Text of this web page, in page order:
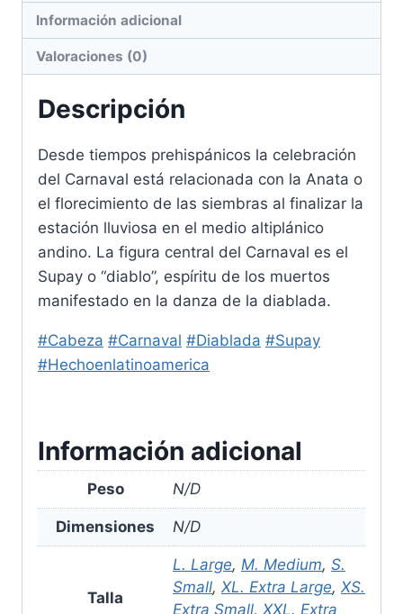
Información adicional
Valoraciones (0)
Descripción
Desde tiempos prehispánicos la celebración
del Carnaval está relacionada con la Anata o
el florecimiento de las siembras al finalizar la
estación lluviosa en el medio altiplánico
andino. La figura central del Carnaval es el
Supay o “diablo”, espíritu de los muertos
manifestado en la danza de la diablada.
#Cabeza #Carnaval #Diablada #Supay
#Hechoenlatinoamerica
Información adicional
Peso N/D
Dimensiones N/D
Talla
L. Large, M. Medium, S.
Small, XL. Extra Large, XS.
Extra Small, XXL. Extra